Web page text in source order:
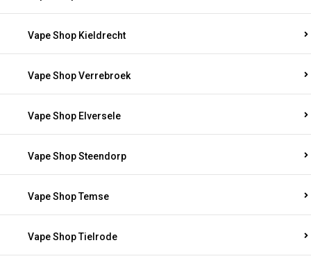
Vape Shop Kieldrecht
Vape Shop Verrebroek
Vape Shop Elversele
Vape Shop Steendorp
Vape Shop Temse
Vape Shop Tielrode